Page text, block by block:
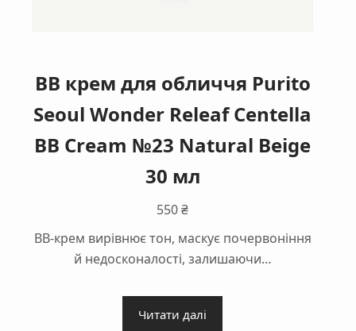
ВВ крем для обличчя Purito
Seoul Wonder Releaf Centella
BB Cream №23 Natural Beige
30 мл
550₴
BB-крем вирівнює тон, маскує почервоніння
й недосконалості, залишаючи…
Читати далі